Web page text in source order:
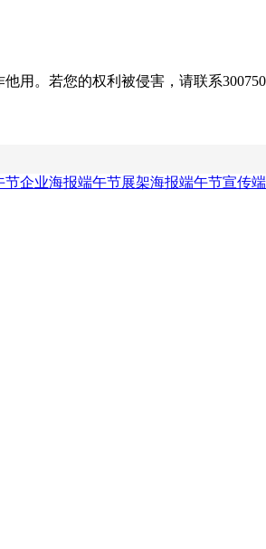
。若您的权利被侵害，请联系
节企业海报端午节展架海报端午节宣传